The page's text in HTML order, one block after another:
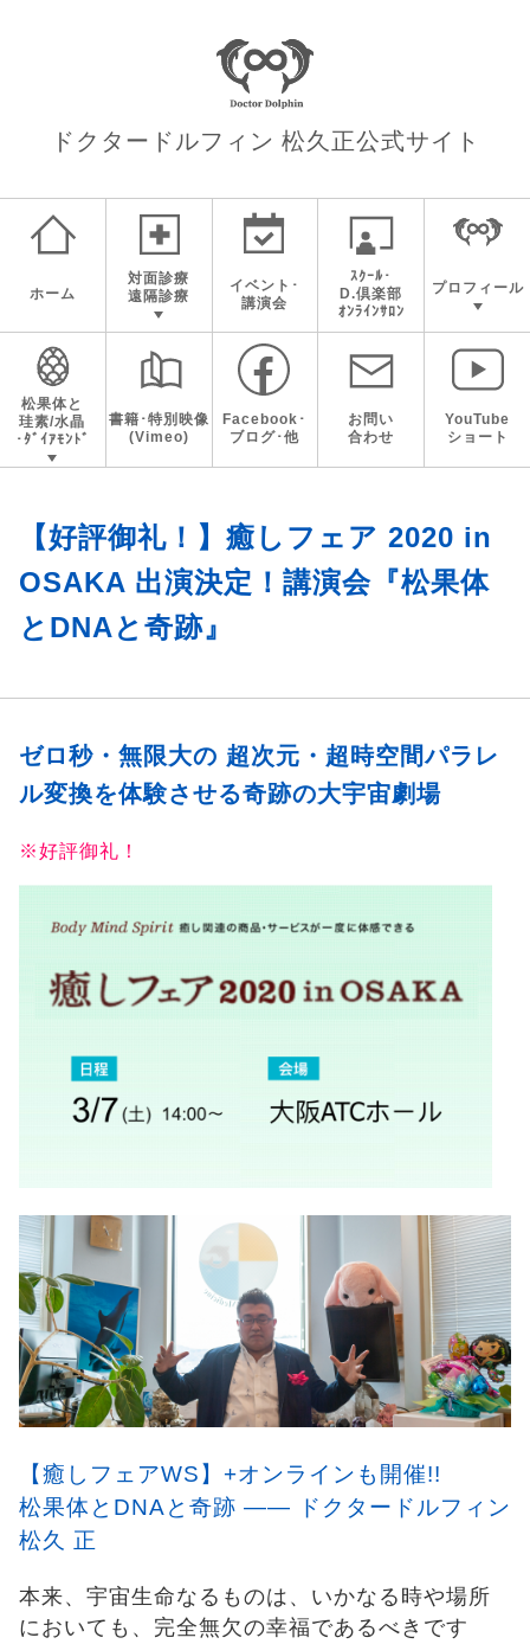
ドクタードルフィン 松久正公式サイト
ホーム
対面診療
遠隔診療
イベント･
講演会
ｽｸｰﾙ･
D.倶楽部
ｵﾝﾗｲﾝｻﾛﾝ
プロフィール
松果体と
珪素/水晶
･ﾀﾞｲｱﾓﾝﾄﾞ
書籍･特別映像
(Vimeo)
Facebook･
ブログ･他
お問い
合わせ
YouTube
ショート
【好評御礼！】癒しフェア 2020 in
OSAKA 出演決定！講演会『松果体
とDNAと奇跡』
ゼロ秒・無限大の 超次元・超時空間パラレ
ル変換を体験させる奇跡の大宇宙劇場
※好評御礼！
【癒しフェアWS】+オンラインも開催!!
松果体とDNAと奇跡 —— ドクタードルフィン
松久 正
本来、宇宙生命なるものは、いかなる時や場所
においても、完全無欠の幸福であるべきです